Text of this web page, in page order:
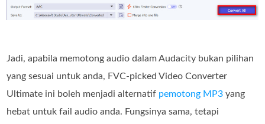
Jadi, apabila memotong audio dalam Audacity bukan pilihan
yang sesuai untuk anda, FVC-picked Video Converter
Ultimate ini boleh menjadi alternatif pemotong MP3 yang
hebat untuk fail audio anda. Fungsinya sama, tetapi